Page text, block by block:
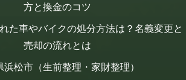
方と換金のコツ
た車やバイクの処分方法は？名義変更と
売却の流れとは
浜松市（生前整理・家財整理）